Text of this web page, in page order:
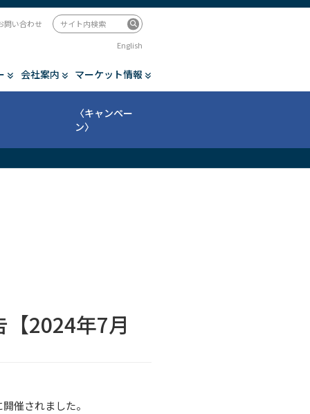
会社案内 マーケット情報
問い合わせ
English
〈キャンペー
ン〉
2024年7月
催されました。